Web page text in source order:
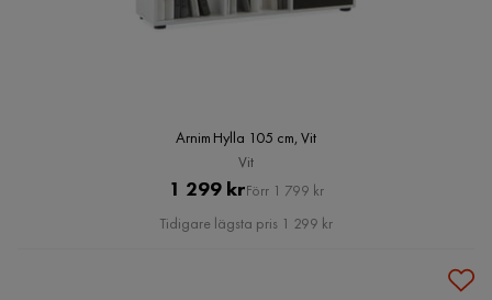
Arnim Hylla 105 cm, Vit
Vit
Pris
1 299 krOriginal
Pris
Förr 1 799 kr
Tidigare lägsta pris 1 299 kr